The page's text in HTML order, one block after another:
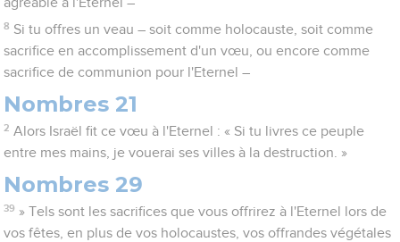
8 Si tu offres un veau – soit comme holocauste, soit comme
sacrifice en accomplissement d'un vœu, ou encore comme
sacrifice de communion pour l'Eternel –
Nombres 21
2 Alors Israël fit ce vœu à l'Eternel : « Si tu livres ce peuple
entre mes mains, je vouerai ses villes à la destruction. »
Nombres 29
39 » Tels sont les sacrifices que vous offrirez à l'Eternel lors de
vos fêtes, en plus de vos holocaustes, vos offrandes végétales